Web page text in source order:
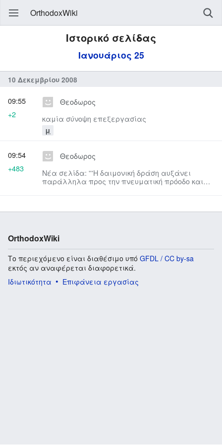
OrthodoxWiki
Ιστορικό σελίδας
Ιανουάριος 25
10 Δεκεμβρίου 2008
Θεοδωρος
καμία σύνοψη επεξεργασίας
μ
09:55
+2
Θεοδωρος
Νέα σελίδα: '''Η δαιμονική δράση αυξάνει
παράλληλα προς την πνευματική πρόοδο και
09:54
+483
OrthodoxWiki
Το περιεχόμενο είναι διαθέσιμο υπό GFDL / CC by-sa
εκτός αν αναφέρεται διαφορετικά.
Ιδιωτικότητα
Επιφάνεια εργασίας